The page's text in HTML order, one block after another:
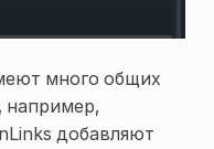
много общих
например,
добавляют